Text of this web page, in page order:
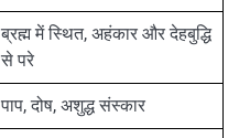
ब्रह्म में स्थित, अहंकार और देहबुद्धि
से परे
पाप, दोष, अशुद्ध संस्कार